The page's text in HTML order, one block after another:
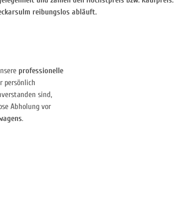
reibungslos abläuft.
professionelle
persönlich
sind,
Abholung vor
.